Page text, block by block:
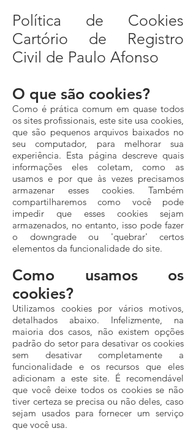
Política de Cookies
Cartório de Registro
Civil de Paulo Afonso
O que são cookies?
Como é prática comum em quase todos
os sites profissionais, este site usa cookies,
que são pequenos arquivos baixados no
seu computador, para melhorar sua
experiência. Esta página descreve quais
informações eles coletam, como as
usamos e por que às vezes precisamos
armazenar esses cookies. Também
compartilharemos como você pode
impedir que esses cookies sejam
armazenados, no entanto, isso pode fazer
o downgrade ou 'quebrar' certos
elementos da funcionalidade do site.
Como usamos os
cookies?
Utilizamos cookies por vários motivos,
detalhados abaixo. Infelizmente, na
maioria dos casos, não existem opções
padrão do setor para desativar os cookies
sem desativar completamente a
funcionalidade e os recursos que eles
adicionam a este site. É recomendável
que você deixe todos os cookies se não
tiver certeza se precisa ou não deles, caso
sejam usados ​​para fornecer um serviço
que você usa.